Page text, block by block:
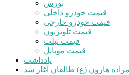
بورس
قیمت خودرو داخلی
قیمت خودرو خارجی
قیمت تلویزیون
قیمت تبلت
قیمت موبایل
یادداشت
هارون (ع) طالقان آغاز شد